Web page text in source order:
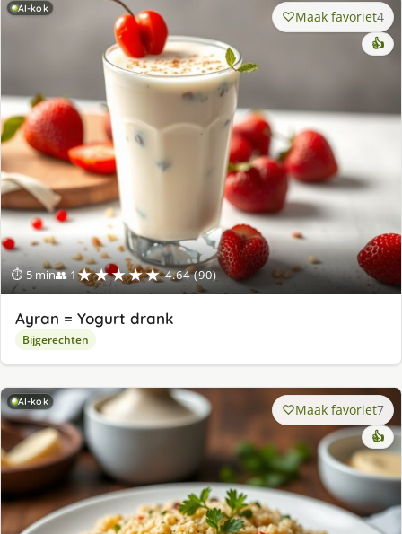
AI-kok
⏱ 5 min👥 1★★★★★ 4.64 (90)
Maak favoriet4
👍
Ayran = Yogurt drank
Bijgerechten
AI-kok Maak favoriet7
👍